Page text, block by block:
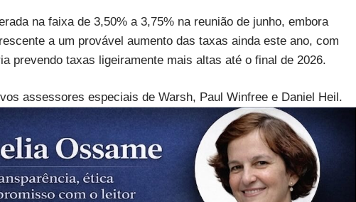
na faixa de 3,50% a 3,75% na reunião de junho, embora
a um provável aumento das taxas ainda este ano, com
prevendo taxas ligeiramente mais altas até o final de 2026.
assessores especiais de Warsh, Paul Winfree e Daniel Heil.